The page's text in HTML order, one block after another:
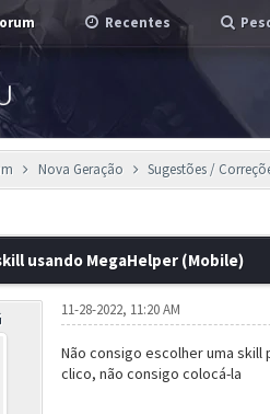
Recentes
Nova Geração Sugestões /
usando MegaHelper (Mobile)
11-28-2022, 11:20 AM
Não consigo escolher uma skill
clico, não consigo colocá-la